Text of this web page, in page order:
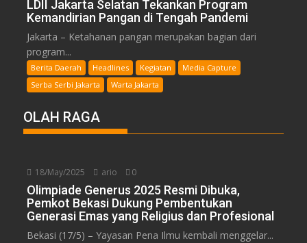
LDII Jakarta Selatan Tekankan Program
Kemandirian Pangan di Tengah Pandemi
Jakarta – Ketahanan pangan merupakan bagian dari
program...
Berita Daerah Headlines Kegiatan
Media Capture
Serba Serbi Jakarta
Warta Jakarta
OLAH RAGA
18/May/2025 ario 0
Olimpiade Generus 2025 Resmi Dibuka,
Pemkot Bekasi Dukung Pembentukan
Generasi Emas yang Religius dan Profesional
Bekasi (17/5) – Yayasan Pena Ilmu kembali menggelar...